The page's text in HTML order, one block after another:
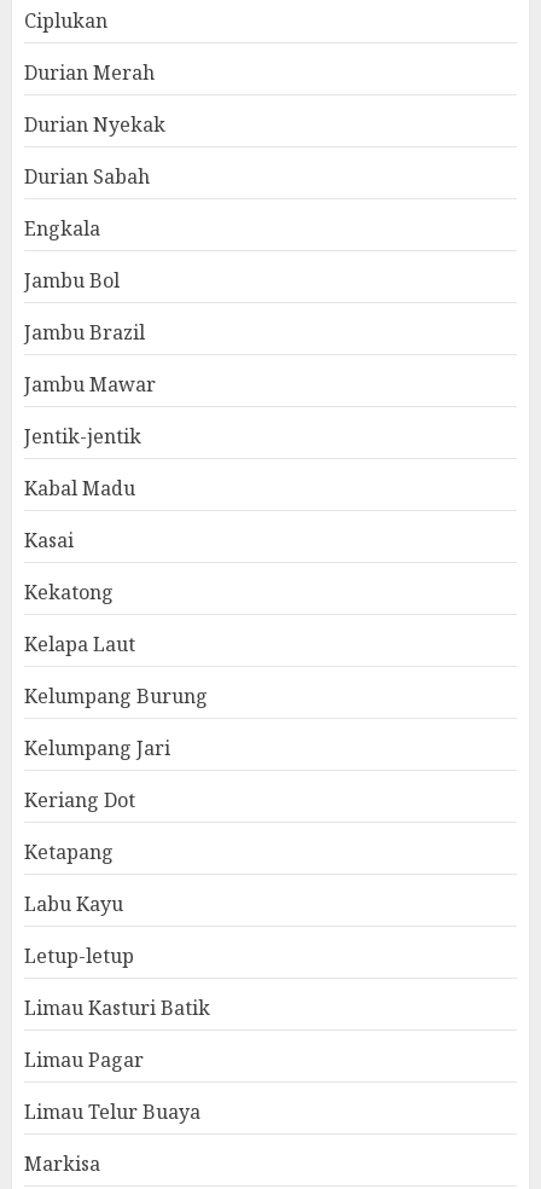
Ciplukan
Durian Merah
Durian Nyekak
Durian Sabah
Engkala
Jambu Bol
Jambu Brazil
Jambu Mawar
Jentik-jentik
Kabal Madu
Kasai
Kekatong
Kelapa Laut
Kelumpang Burung
Kelumpang Jari
Keriang Dot
Ketapang
Labu Kayu
Letup-letup
Limau Kasturi Batik
Limau Pagar
Limau Telur Buaya
Markisa